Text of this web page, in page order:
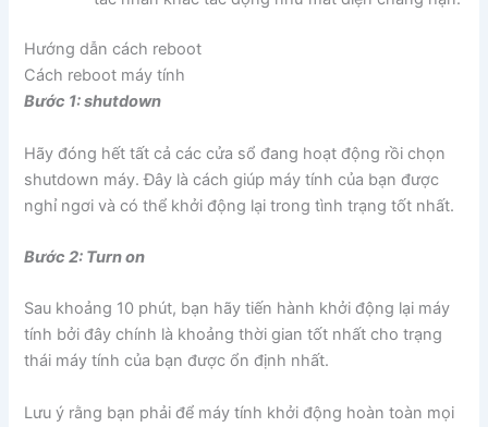
Hướng dẫn cách reboot
Cách reboot máy tính
Bước 1: shutdown
Hãy đóng hết tất cả các cửa sổ đang hoạt động rồi chọn
shutdown máy. Đây là cách giúp máy tính của bạn được
nghỉ ngơi và có thể khởi động lại trong tình trạng tốt nhất.
Bước 2: Turn on
Sau khoảng 10 phút, bạn hãy tiến hành khởi động lại máy
tính bởi đây chính là khoảng thời gian tốt nhất cho trạng
thái máy tính của bạn được ổn định nhất.
Lưu ý rằng bạn phải để máy tính khởi động hoàn toàn mọi